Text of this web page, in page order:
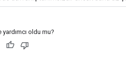
yardımcı oldu mu?